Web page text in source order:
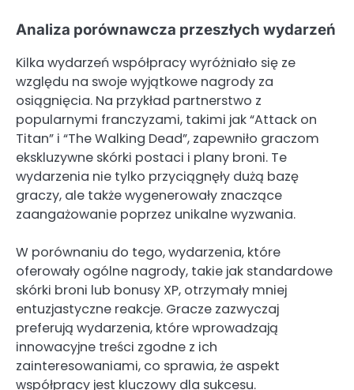
Analiza porównawcza przeszłych wydarzeń
Kilka wydarzeń współpracy wyróżniało się ze
względu na swoje wyjątkowe nagrody za
osiągnięcia. Na przykład partnerstwo z
popularnymi franczyzami, takimi jak “Attack on
Titan” i “The Walking Dead”, zapewniło graczom
ekskluzywne skórki postaci i plany broni. Te
wydarzenia nie tylko przyciągnęły dużą bazę
graczy, ale także wygenerowały znaczące
zaangażowanie poprzez unikalne wyzwania.
W porównaniu do tego, wydarzenia, które
oferowały ogólne nagrody, takie jak standardowe
skórki broni lub bonusy XP, otrzymały mniej
entuzjastyczne reakcje. Gracze zazwyczaj
preferują wydarzenia, które wprowadzają
innowacyjne treści zgodne z ich
zainteresowaniami, co sprawia, że aspekt
współpracy jest kluczowy dla sukcesu.